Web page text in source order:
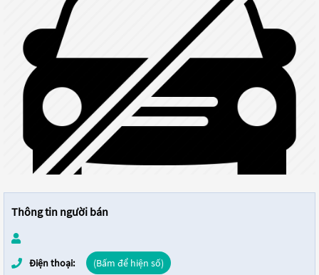
Thông tin người bán
Điện thoại: (Bấm để hiện số)